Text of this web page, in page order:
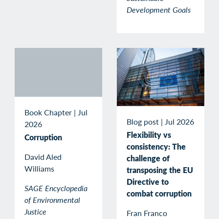
Development Goals
Book Chapter | Jul
2026
Corruption
David Aled
Williams
SAGE Encyclopedia
of Environmental
Justice
Blog post | Jul 2026
Flexibility vs
consistency: The
challenge of
transposing the EU
Directive to
combat corruption
Fran Franco